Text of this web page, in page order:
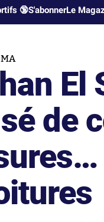
🔞S'abonnerLe
El
de